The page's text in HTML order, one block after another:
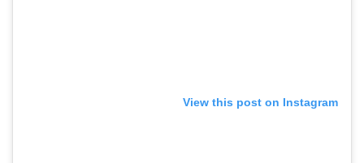
View this post on Instagram